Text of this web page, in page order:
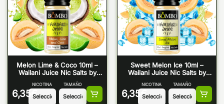
Melon Lime & Coco 10ml –
Wailani Juice Nic Salts by
6,35 €
NICOTINA TAMAÑO
Sweet Melon Ice 10ml –
Wailani Juice Nic Salts by
6,35 €
NICOTINA TAMAÑO